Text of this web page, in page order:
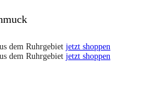
dem Ruhrgebiet jetzt shoppen
dem Ruhrgebiet jetzt shoppen